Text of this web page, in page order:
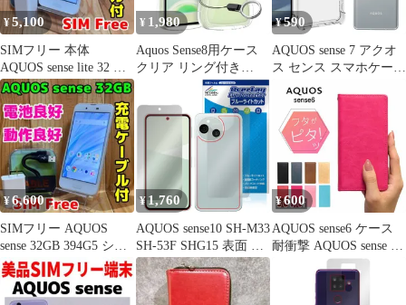
RM12
¥5,100
SIMフリー 本体
AQUOS sense lite 32 GB
014G5
¥ 1,980
Aquos Sense8用ケース
クリア リング付き
AQUOS アクオスセン
ス8 SH-54D SHG11 SH-
M26 ウェーブ 純透明
マグセフ 可愛い マツと
感 TPU 耐衝撃 超軽量
極薄 透明 黄ばみなし
滑り止め かわいいうね
うね 韓国 人気 スト
¥590
AQUOS sense 7 アクオ
ス センス スマホケース
クリア 透明 TPU 耐衝
撃 衝撃緩和 本体保護
キズ防止 コーナーガー
ド バンパー 薄型
¥6,600
SIMフリー AQUOS
sense 32GB 394G5 シル
キーホワイト
¥1,760
AQUOS sense10 SH-M33
SH-53F SHG15 表面 背
面 フィルム OverLay
Eye Protector for アクオ
ス センス 目に優しい
¥600
AQUOS sense6 ケース
耐衝撃 AQUOS sense 6
ケース 手帳 スマホケー
ス 手帳型 スムース 磁
石 マグネット ベルトな